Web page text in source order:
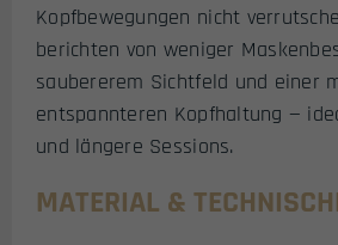
Kopfbewegungen nicht
berichten von weniger
saubererem Sichtfeld und einer
entspannteren Kopfhaltung —
und längere Sessions.
MATERIAL &